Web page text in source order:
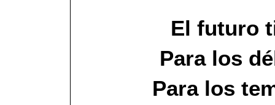
El futuro
Para los
Para los